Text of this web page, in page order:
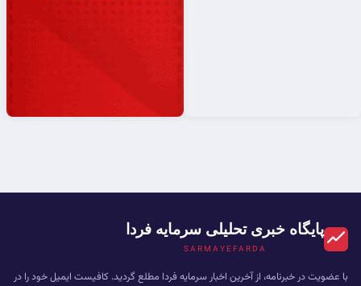
پایگاه خبری تحلیلی سرمایه فردا
SARMAYEFARDA
با عضویت در خبرنامه، از آخرین اخبار سرمایه فردا مطلع گردید. کافیست ایمیل خود را در